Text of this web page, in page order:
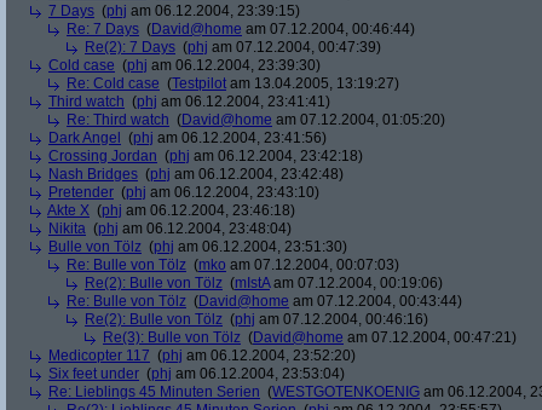
7 Days (phj am 06.12.2004, 23:39:15)
Re: 7 Days (David@home am 07.12.2004, 00:46:44)
Re(2): 7 Days (phj am 07.12.2004, 00:47:39)
Cold case (phj am 06.12.2004, 23:39:30)
Re: Cold case (Testpilot am 13.04.2005, 13:19:27)
Third watch (phj am 06.12.2004, 23:41:41)
Re: Third watch (David@home am 07.12.2004, 01:05:20)
Dark Angel
(phj am 06.12.2004, 23:41:56)
Crossing Jordan (phj am 06.12.2004, 23:42:18)
Nash Bridges (phj am 06.12.2004, 23:42:48)
Pretender (phj am 06.12.2004, 23:43:10)
Akte X (phj am 06.12.2004, 23:46:18)
Nikita (phj am 06.12.2004, 23:48:04)
Bulle von Tölz (phj am 06.12.2004, 23:51:30)
Re: Bulle von Tölz (mko am 07.12.2004, 00:07:03)
Re(2): Bulle von Tölz (mIstAam 07.12.2004, 00:19:06)
Re: Bulle von Tölz (David@home am 07.12.2004, 00:43:44)
Re(2): Bulle von Tölz (phj am 07.12.2004, 00:46:16)
Re(3): Bulle von Tölz (David@home am 07.12.2004, 00:47:21)
Medicopter 117 (phj am 06.12.2004, 23:52:20)
Six feet under (phj am 06.12.2004, 23:53:04)
Re: Lieblings 45 Minuten Serien (WESTGOTENKOENIG am 06.12.2004,